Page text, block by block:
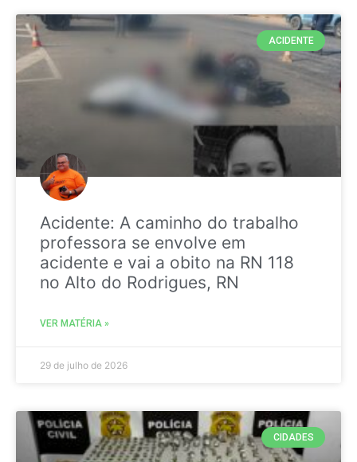
ACIDENTE
Acidente: A caminho do trabalho
professora se envolve em
acidente e vai a obito na RN 118
no Alto do Rodrigues, RN
VER MATÉRIA »
29 de julho de 2026
CIDADES